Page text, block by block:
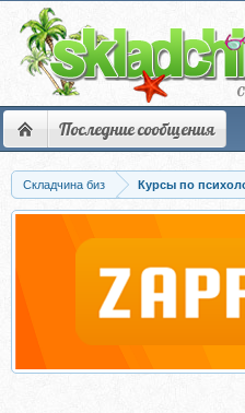
Последние сообщения
Складчина биз Курсы по